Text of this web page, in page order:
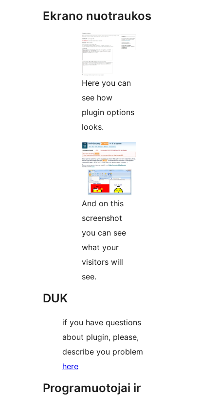
Ekrano nuotraukos
Here you can
see how
plugin options
looks.
And on this
screenshot
you can see
what your
visitors will
see.
DUK
if you have questions
about plugin, please,
describe you problem
here
Programuotojai ir